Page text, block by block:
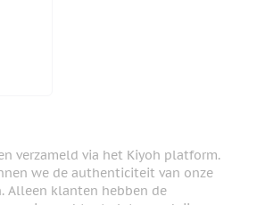
verzameld via het Kiyoh platform.
we de authenticiteit van onze
Alleen klanten hebben de